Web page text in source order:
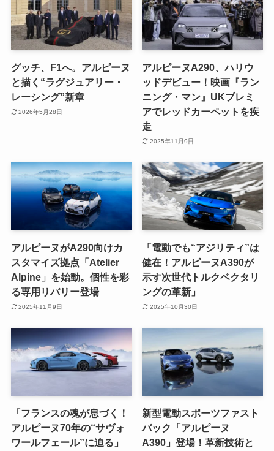
グッチ、F1へ。アルピーヌ
と描く“ラグジュアリー・
レーシング”新章
2026年5月28日
アルピーヌA290、ハリウ
ッドデビュー！映画『ラン
ニング・マン』UKプレミ
アでレッドカーペットを疾
走
2025年11月9日
アルピーヌがA290向けカ
スタマイズ拠点「Atelier
Alpine」を始動。個性を彩
る専用リバリー登場
2025年11月9日
「電動でも“アジリティ”は
健在！アルピーヌA390が
示す次世代トルクベクタリ
ングの革新」
2025年10月30日
「フランスの魂が息づく！
アルピーヌ70年の“サヴォ
ワールフェール”に迫る」
新型電動スポーツファスト
バック「アルピーヌ
A390」登場！革新技術と